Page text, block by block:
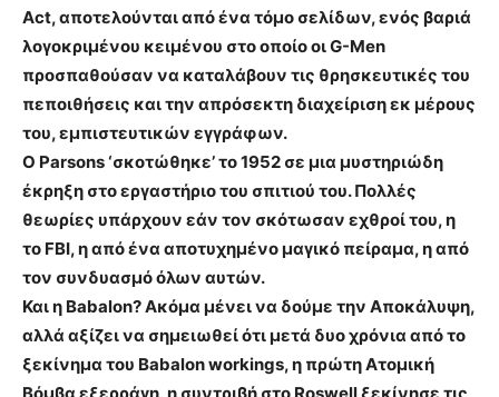
Αct, αποτελούνται από ένα τόμο σελίδων, ενός βαριά
λογοκριμένου κειμένου στο οποίο οι G-Men
προσπαθούσαν να καταλάβουν τις θρησκευτικές του
πεποιθήσεις και την απρόσεκτη διαχείριση εκ μέρους
του, εμπιστευτικών εγγράφων.
Ο Parsons ‘σκοτώθηκε’ το 1952 σε μια μυστηριώδη
έκρηξη στο εργαστήριο του σπιτιού του. Πολλές
θεωρίες υπάρχουν εάν τον σκότωσαν εχθροί του, η
το FBI, η από ένα αποτυχημένο μαγικό πείραμα, η από
τον συνδυασμό όλων αυτών.
Και η Babalon? Ακόμα μένει να δούμε την Αποκάλυψη,
αλλά αξίζει να σημειωθεί ότι μετά δυο χρόνια από το
ξεκίνημα του Babalon workings, η πρώτη Ατομική